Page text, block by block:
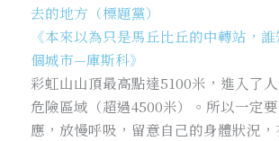
去的地方（標題黨）
《本來以為只是馬丘比丘的中轉站，
個城市—庫斯科》
彩虹山山頂最高點達5100米，進入了
危險區域（超過4500米）。所以一定
應，放慢呼吸，留意自己的身體狀況